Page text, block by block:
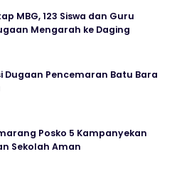
MBG, 123 Siswa dan Guru
Mengarah ke Daging
Dugaan Pencemaran Batu Bara
Posko 5 Kampanyekan
Sekolah Aman